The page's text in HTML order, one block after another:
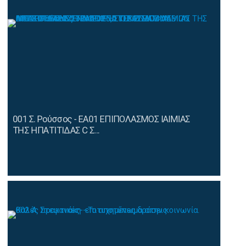
001 Σ. Ρούσσος - ΕΑ01 ΕΠΙΠΟΛΑΣΜΟΣ ΙΑΙΜΙΑΣ
ΤΗΣ ΗΠΑΤΙΤΙΔΑΣ C Σ...